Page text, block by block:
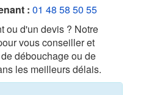
: 01 48 58 50 55
ou d'un devis ? Notre
vous conseiller et
débouchage ou de
les meilleurs délais.